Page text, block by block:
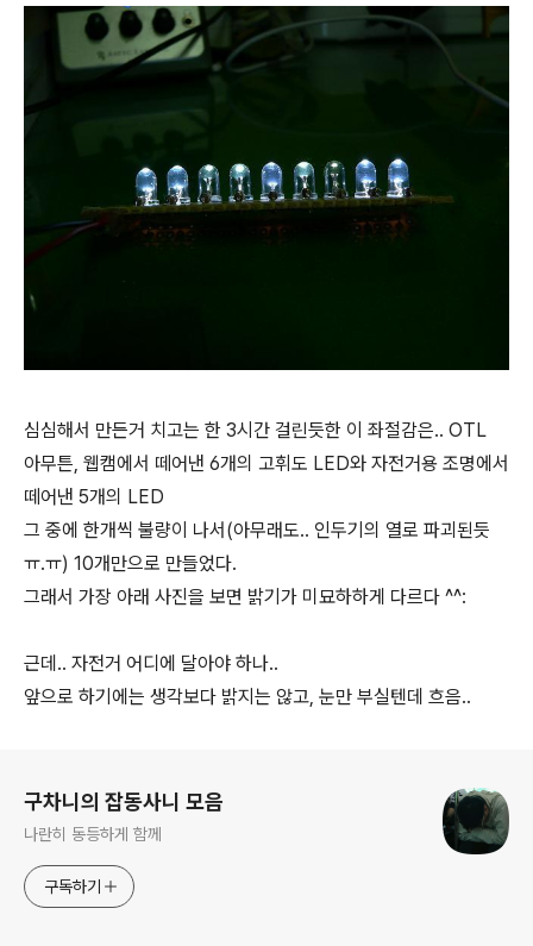
심심해서 만든거 치고는 한 3시간 걸린듯한 이 좌절감은.. OTL
아무튼, 웹캠에서 떼어낸 6개의 고휘도 LED와 자전거용 조명에서
떼어낸 5개의 LED
그 중에 한개씩 불량이 나서(아무래도.. 인두기의 열로 파괴된듯
ㅠ.ㅠ) 10개만으로 만들었다.
그래서 가장 아래 사진을 보면 밝기가 미묘하하게 다르다 ^^:
근데.. 자전거 어디에 달아야 하나..
앞으로 하기에는 생각보다 밝지는 않고, 눈만 부실텐데 흐음..
구차니의 잡동사니 모음
나란히 동등하게 함께
구독하기